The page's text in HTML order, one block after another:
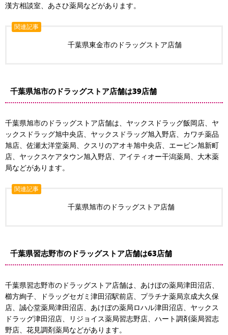
漢方相談室、あさひ薬局などがあります。
関連記事
千葉県東金市のドラッグストア店舗
千葉県旭市のドラッグストア店舗は39店舗
千葉県旭市のドラッグストア店舗は、ヤックスドラッグ飯岡店、ヤ
ックスドラッグ旭中央店、ヤックスドラッグ旭入野店、カワチ薬品
旭店、佐瀬太洋堂薬局、クスリのアオキ旭中央店、エービン旭新町
店、ヤックスケアタウン旭入野店、アイティオー干潟薬局、大木薬
局などがあります。
関連記事
千葉県旭市のドラッグストア店舗
千葉県習志野市のドラッグストア店舗は63店舗
千葉県習志野市のドラッグストア店舗は、あけぼの薬局津田沼店、
櫛方絢子、ドラッグセガミ津田沼駅前店、プラチナ薬局京成大久保
店、誠心堂薬局津田沼店、あけぼの薬局ロハル津田沼店、ヤックス
ドラッグ津田沼店、リジョイス薬局習志野店、ハート調剤薬局習志
野店、花見調剤薬局などがあります。